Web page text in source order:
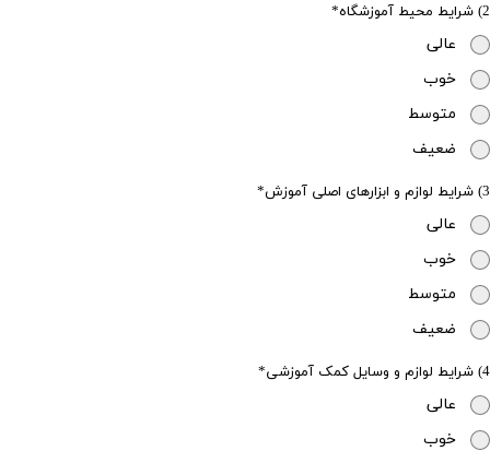
2) شرایط محیط آموزشگاه
عالی
خوب
متوسط
ضعیف
3) شرایط لوازم و ابزارهای اصلی آموزش
عالی
خوب
متوسط
ضعیف
4) شرایط لوازم و وسایل کمک آموزشی
عالی
خوب